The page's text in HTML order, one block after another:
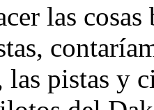
las
las pistas y